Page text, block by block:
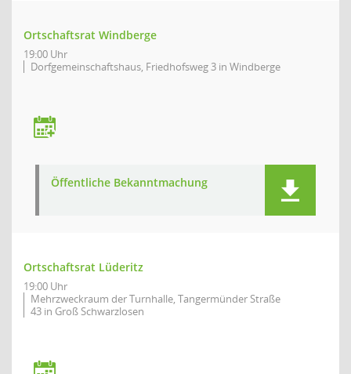
Ortschaftsrat Windberge
19:00 Uhr
Dorfgemeinschaftshaus, Friedhofsweg 3 in Windberge
Öffentliche Bekanntmachung
Ortschaftsrat Lüderitz
19:00 Uhr
Mehrzweckraum der Turnhalle, Tangermünder Straße
43 in Groß Schwarzlosen